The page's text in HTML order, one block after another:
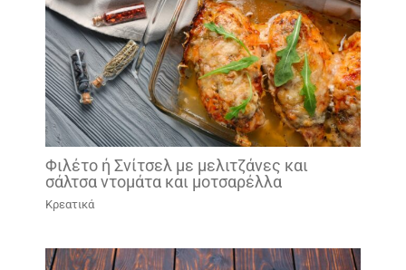
Φιλέτο ή Σνίτσελ με μελιτζάνες και
σάλτσα ντομάτα και μοτσαρέλλα
Κρεατικά